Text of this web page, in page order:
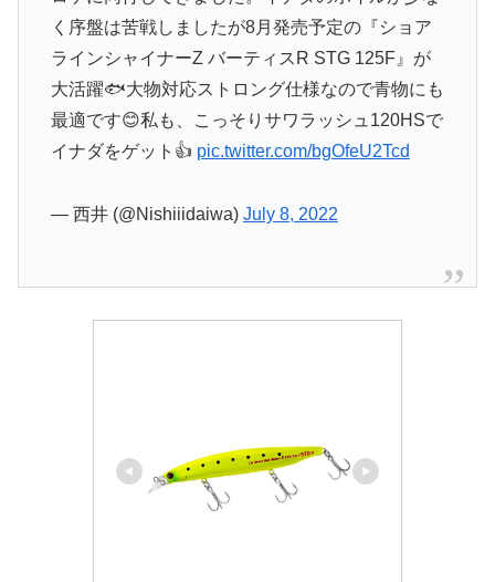
く序盤は苦戦しましたが8月発売予定の『ショア
ラインシャイナーZ バーティスR STG 125F』が
大活躍🐟大物対応ストロング仕様なので青物にも
最適です😊私も、こっそりサワラッシュ120HSで
イナダをゲット👍 pic.twitter.com/bgOfeU2Tcd
— 西井 (@Nishiiidaiwa) July 8, 2022